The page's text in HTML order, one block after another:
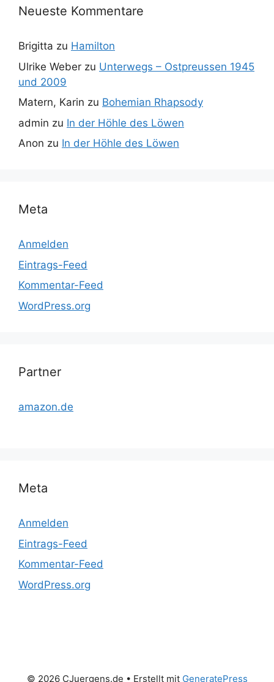
Neueste Kommentare
Brigitta zu Hamilton
Ulrike Weber zu Unterwegs – Ostpreussen 1945
und 2009
Matern, Karin zu Bohemian Rhapsody
admin zu In der Höhle des Löwen
Anon zu In der Höhle des Löwen
Meta
Anmelden
Eintrags-Feed
Kommentar-Feed
WordPress.org
Partner
amazon.de
Meta
Anmelden
Eintrags-Feed
Kommentar-Feed
WordPress.org
© 2026 CJuergens.de • Erstellt mit GeneratePress